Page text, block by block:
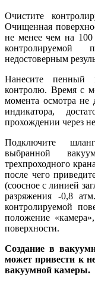
Очистите
Очищенная
не менее чем на
недостоверным
Нанесите пенный
контролю. Время с
момента осмотра
индикатора,
прохождении через
Подключите
выбранной
трехпроходного
после чего
(соосное с линией
разряжения -0,8
контролируемой
положение
поверхности.
Создание в
может привести к
вакуумной камеры.